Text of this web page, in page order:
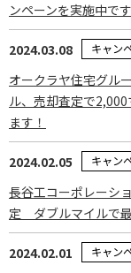
ンペーンを実施中です
2024.03.08 キャン
オークラヤ住宅グル
ル、売却査定で
ます！
2024.02.05 キャン
長谷工コーポレーシ
定 ダブルマイルで
2024.02.01 キャン